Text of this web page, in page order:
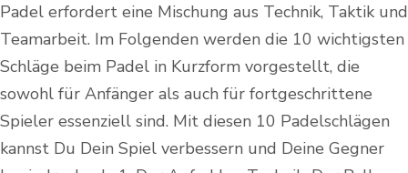
Padel erfordert eine Mischung aus Technik, Taktik und
Teamarbeit. Im Folgenden werden die 10 wichtigsten
Schläge beim Padel in Kurzform vorgestellt, die
sowohl für Anfänger als auch für fortgeschrittene
Spieler essenziell sind. Mit diesen 10 Padelschlägen
kannst Du Dein Spiel verbessern und Deine Gegner